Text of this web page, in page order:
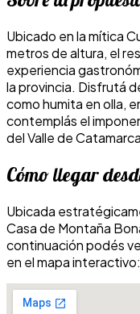
Ubicado en la mítica
metros de altura, el
experiencia
la provincia. Disfrutá
como humita en olla,
contemplás el
del Valle de
Cómo llegar
Ubicada
Casa de Montaña
continuación podés
en el mapa interactivo: